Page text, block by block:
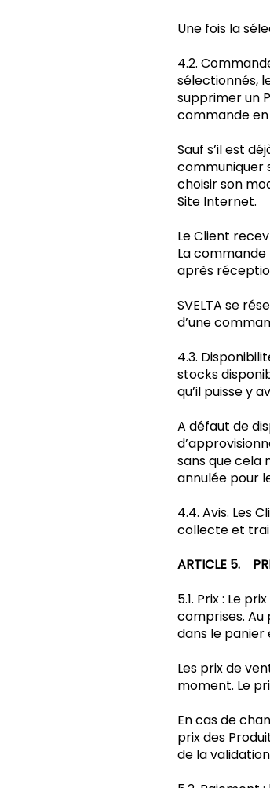
Une fois la
4.2.
sélectionnés,
supprimer un
commande en
Sauf s’il est
communiquer
choisir son
Site Internet.
Le Client
La
après
SVELTA se
d’une
4.3.
stocks
qu’il puisse y
A défaut de
sans que cela
annulée pour
4.4. Avis. Les
collecte et
ARTICLE 5.
5.1. Prix : Le
comprises. Au
dans le
Les prix de
moment. Le
En cas de
prix des
de la